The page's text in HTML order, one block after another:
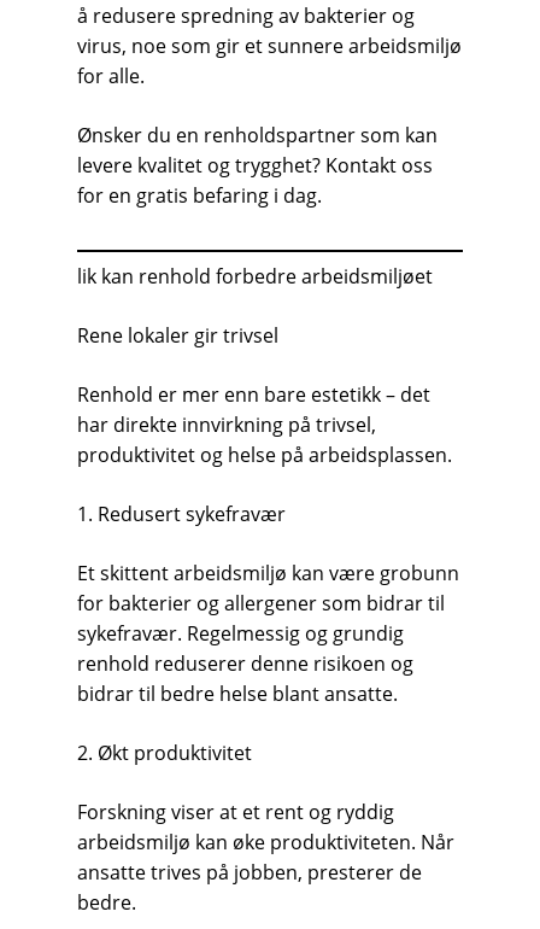
å redusere spredning av bakterier og
virus, noe som gir et sunnere arbeidsmiljø
for alle.
Ønsker du en renholdspartner som kan
levere kvalitet og trygghet? Kontakt oss
for en gratis befaring i dag.
lik kan renhold forbedre arbeidsmiljøet
Rene lokaler gir trivsel
Renhold er mer enn bare estetikk – det
har direkte innvirkning på trivsel,
produktivitet og helse på arbeidsplassen.
1. Redusert sykefravær
Et skittent arbeidsmiljø kan være grobunn
for bakterier og allergener som bidrar til
sykefravær. Regelmessig og grundig
renhold reduserer denne risikoen og
bidrar til bedre helse blant ansatte.
2. Økt produktivitet
Forskning viser at et rent og ryddig
arbeidsmiljø kan øke produktiviteten. Når
ansatte trives på jobben, presterer de
bedre.